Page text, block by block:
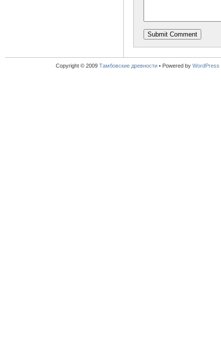
Copyright © 2009 Тамбовские древности • Powered by WordPress